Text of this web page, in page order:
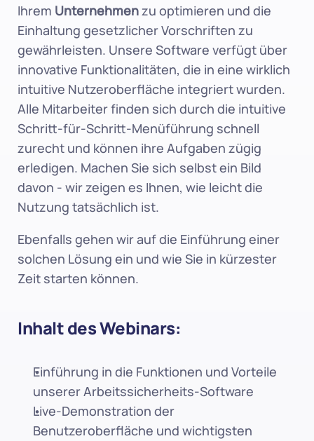
Ihrem Unternehmen zu optimieren und die
Einhaltung gesetzlicher Vorschriften zu
gewährleisten. Unsere Software verfügt über
innovative Funktionalitäten, die in eine wirklich
intuitive Nutzeroberfläche integriert wurden.
Alle Mitarbeiter finden sich durch die intuitive
Schritt-für-Schritt-Menüführung schnell
zurecht und können ihre Aufgaben zügig
erledigen. Machen Sie sich selbst ein Bild
davon - wir zeigen es Ihnen, wie leicht die
Nutzung tatsächlich ist.
Ebenfalls gehen wir auf die Einführung einer
solchen Lösung ein und wie Sie in kürzester
Zeit starten können.
Inhalt des Webinars:
Einführung in die Funktionen und Vorteile
unserer Arbeitssicherheits-Software
Live-Demonstration der
Benutzeroberfläche und wichtigsten